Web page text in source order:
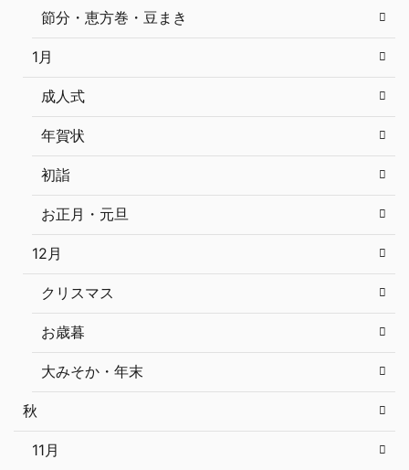
節分・恵方巻・豆まき
1月
成人式
年賀状
初詣
お正月・元旦
12月
クリスマス
お歳暮
大みそか・年末
秋
11月